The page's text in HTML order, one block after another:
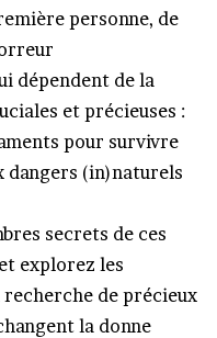
personne, de
dépendent de la
et précieuses :
pour survivre
dangers (in)naturels
secrets de ces
explorez les
de précieux
la donne